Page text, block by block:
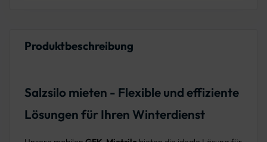
Produktbeschreibung
Salzsilo mieten - Flexible und effiziente
Lösungen für Ihren Winterdienst